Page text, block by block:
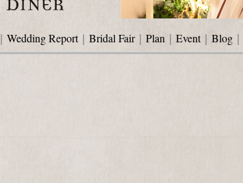
｜ Wedding Report｜ Bridal Fair｜ Plan ｜ Event｜ Blog ｜